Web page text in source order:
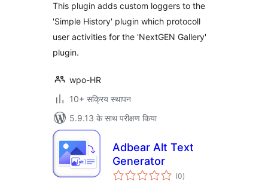
This plugin adds custom loggers to the
'Simple History' plugin which protocoll
user activities for the 'NextGEN Gallery'
plugin.
wpo-HR
10+ सक्रिय स्थापन
5.9.13 के साथ परीक्षण किया
Adbear Alt Text
Generator
(0कुल
दर)